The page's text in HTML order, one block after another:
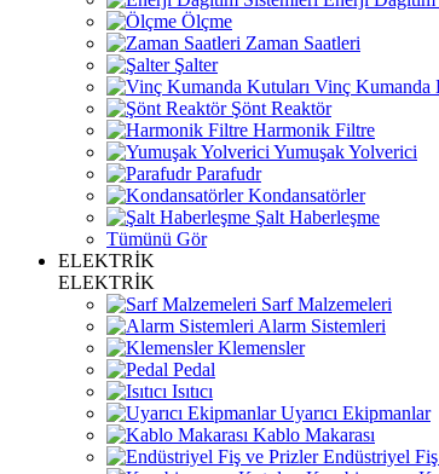
Ölçme
Zaman Saatleri
Şalter
Vinç Kumanda
Şönt Reaktör
Harmonik Filtre
Yumuşak Yolverici
Parafudr
Kondansatörler
Şalt Haberleşme
Tümünü Gör
ELEKTRİK
ELEKTRİK
Sarf Malzemeleri
Alarm Sistemleri
Klemensler
Pedal
Isıtıcı
Uyarıcı Ekipmanlar
Kablo Makarası
Endüstriyel